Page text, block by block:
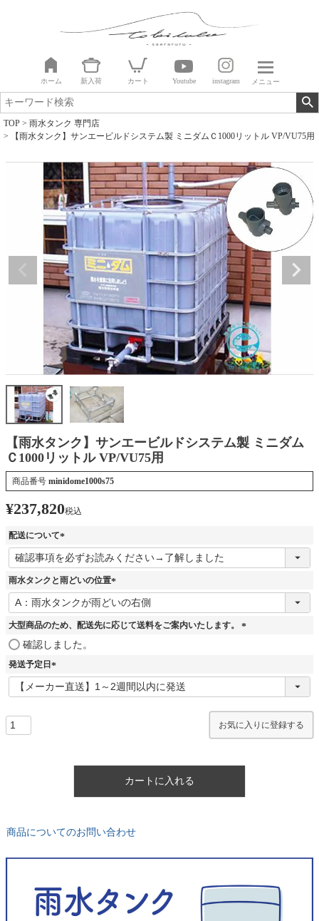
ホーム 新入荷 カート Youtube instagram メニュー
TOP
雨水タンク 専門店
【雨水タンク】サンエービルドシステム製 ミニダムＣ1000リットル VP/VU75用
【雨水タンク】サンエービルドシステム製 ミニダム
Ｃ1000リットル VP/VU75用
商品番号 minidome1000s75
¥237,820税込
配送について
(
必
須
雨水タンクと雨どいの位置
(
必
須
大型商品のため、配送先に応じて送料をご案内いたします。
)
確認しました。
発送予定日
(
必
お気に入りに登録する
カートに入れる
商品についてのお問い合わせ